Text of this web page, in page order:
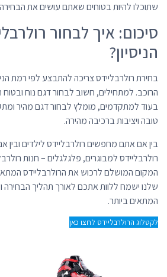
שתוכלו להיות בטוחים שאתם עושים את הבחירה
סיכום: איך לבחור
הניסיון?
בחירת רולרבליידס צריכה להתבצע לפי רמת
הרוכב. למתחילים, חשוב לבחור דגם נוח
בעוד למתקדמים, מומלץ לבחור דגם מהיר
טובה ויציבות ברכיבה מהירה.
בין אם אתם מחפשים רולרבליידס לילדים
רולרבליידס למבוגרים, פלגלגלים – חנות
המקום המושלם לרכוש את הרולרבליידס
שלנו ישמח ללוות אתכם לאורך תהליך
המתאים ביותר.
לקטלוג הרולרבליידס לחצו כאן